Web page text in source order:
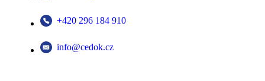
+420 296 184 910
info@cedok.cz